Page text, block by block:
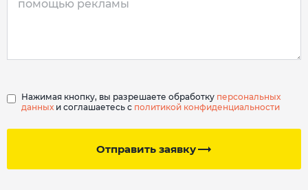
Отправить заявку
Нажимая кнопку, вы разрешаете обработку персональных
данных и соглашаетесь с политикой конфиденциальности